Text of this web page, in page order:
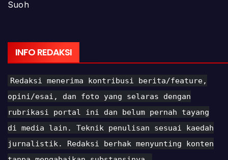
INFO REDAKSI
Redaksi menerima kontribusi berita/feature,
opini/esai, dan foto yang selaras dengan
rubrikasi portal ini dan belum pernah tayang
di media lain. Teknik penulisan sesuai kaedah
jurnalistik. Redaksi berhak menyunting konten